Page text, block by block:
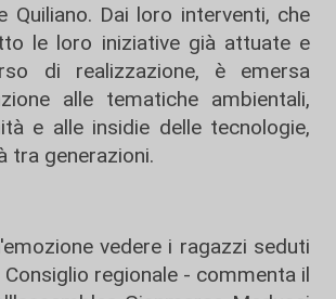
Quiliano. Dai loro interventi, che
le loro iniziative già attuate e
di realizzazione, è emersa
alle tematiche ambientali,
e alle insidie delle tecnologie,
tra generazioni.
vedere i ragazzi seduti
Consiglio regionale - commenta il